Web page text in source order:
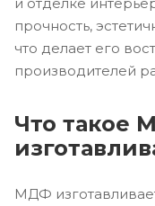
прочность,
что делает его
производителей
Что такое
МДФ